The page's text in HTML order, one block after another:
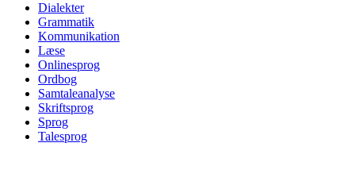
Dialekter
Grammatik
Kommunikation
Læse
Onlinesprog
Ordbog
Samtaleanalyse
Skriftsprog
Sprog
Talesprog